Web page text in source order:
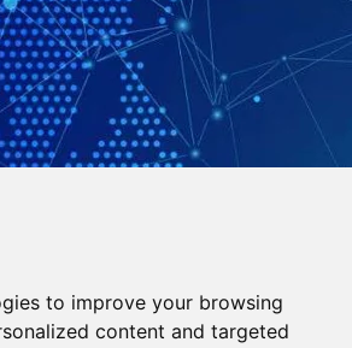
to improve your browsing
content and targeted